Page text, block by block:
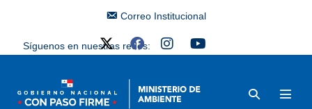
Correo Institucional
Síguenos en nuestras redes: